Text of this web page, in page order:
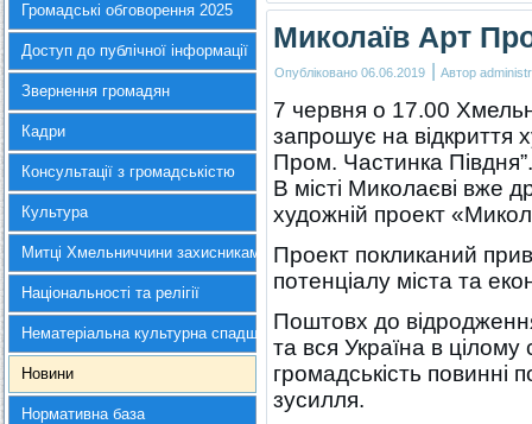
Громадські обговорення 2025
Доступ до публічної інформації
Звернення громадян
Кадри
Консультації з громадськістю
Культура
Митці Хмельниччини захисникам України
Національності та релігії
Нематеріальна культурна спадщина
Новини
Нормативна база
Миколаїв Арт
Опубліковано 06.06.2019 | Автор
7 червня о 17.00
запрошує на відкриття
Пром. Частинка Півдня”.
В місті Миколаєві вже
художній проект
Проект покликаний
потенціалу міста та
Поштовх до
та вся Україна в
громадськість повинні
зусилля.